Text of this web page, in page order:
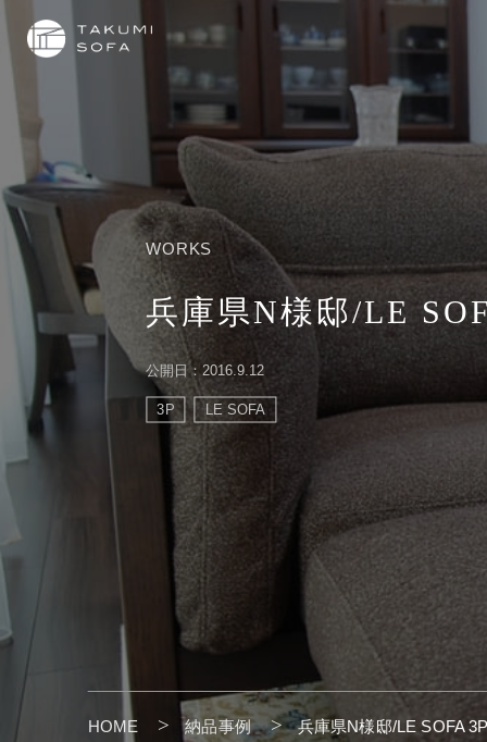
WORKS
兵庫県N様邸/LE
公開日：2016.9.12
3P LE SOFA
HOME 納品事例 兵庫県N様邸/LE SOFA